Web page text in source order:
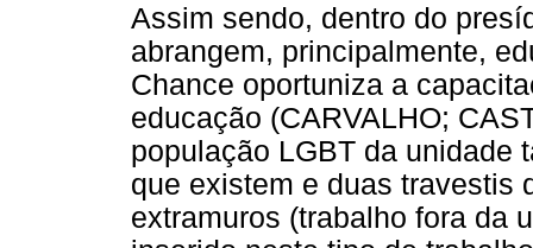
Assim sendo, dentro do
abrangem, principalmente,
Chance oportuniza a
educação (CARVALHO;
população LGBT da unidade
que existem e duas travestis
extramuros (trabalho fora da